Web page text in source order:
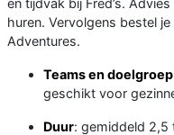
huren. Vervolgens bestel
Adventures.
Teams en doelgroep
geschikt voor
Duur: gemiddeld 2,5